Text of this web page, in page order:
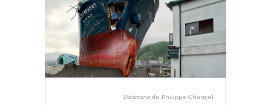
Datazone de Philippe Chancel